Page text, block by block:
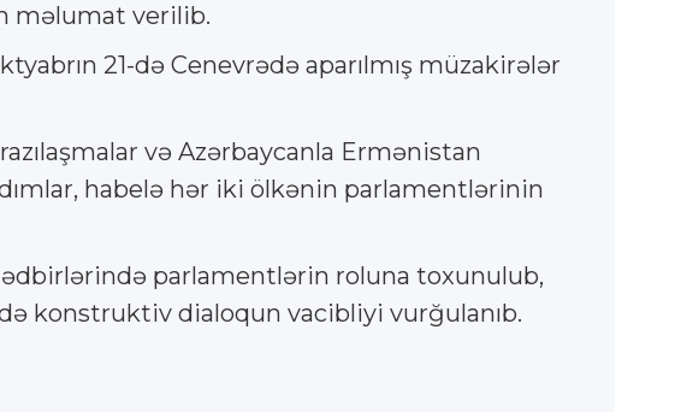
məlumat verilib.
21-də Cenevrədə aparılmış müzakirələr
və Azərbaycanla Ermənistan
habelə hər iki ölkənin parlamentlərinin
tədbirlərində parlamentlərin roluna toxunulub,
konstruktiv dialoqun vacibliyi vurğulanıb.